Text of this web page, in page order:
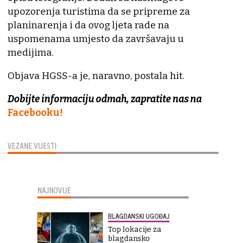
VEZANE VIJESTI
upozorenja turistima da se pripreme za
planinarenja i da ovog ljeta rade na
uspomenama umjesto da završavaju u
medijima.
Objava HGSS-a je, naravno, postala hit.
Dobijte informaciju odmah, zapratite nas na
Facebooku!
NAJNOVIJE
BLAGDANSKI UGOĐAJ
Top lokacije za
blagdansko